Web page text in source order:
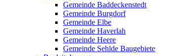
Gemeinde Baddeckenstedt
Gemeinde Burgdorf
Gemeinde Elbe
Gemeinde Haverlah
Gemeinde Heere
Gemeinde Sehlde Baugebiete